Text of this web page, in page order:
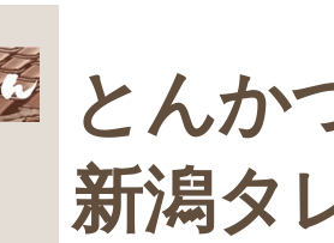
とんか
新潟タ